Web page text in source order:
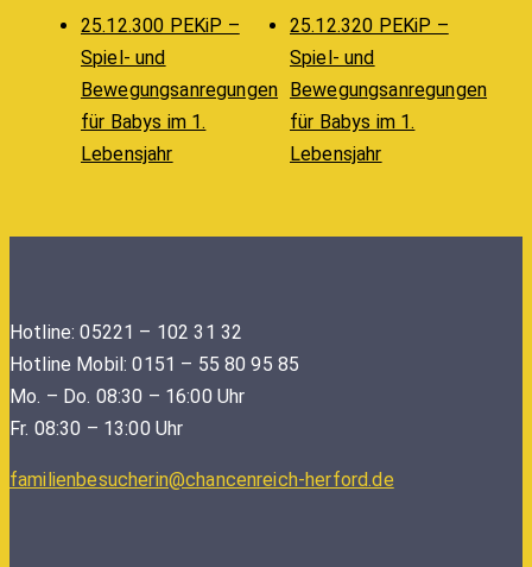
25.12.300 PEKiP –
Spiel- und
Bewegungsanregungen
für Babys im 1.
Lebensjahr
25.12.320 PEKiP –
Spiel- und
Bewegungsanregungen
für Babys im 1.
Lebensjahr
Hotline: 05221 – 102 31 32
Hotline Mobil: 0151 – 55 80 95 85
Mo. – Do. 08:30 – 16:00 Uhr
Fr. 08:30 – 13:00 Uhr
familienbesucherin@chancenreich-herford.de